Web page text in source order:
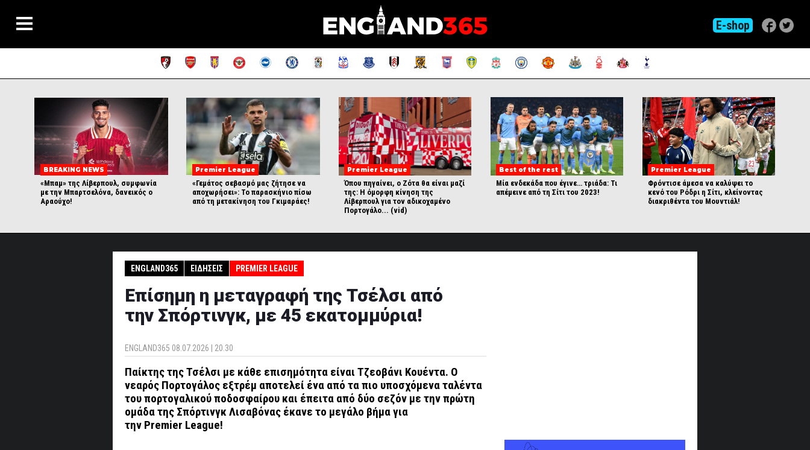
E-shop
BREAKING NEWS
«Μπαμ» της Λίβερπουλ, συμφωνία
με την Μπαρτσελόνα, δανεικός ο
Αραούχο!
Premier League
«Γεμάτος σεβασμό μας ζήτησε να
αποχωρήσει»: Το παρασκήνιο πίσω
από τη μετακίνηση του Γκιμαράες!
Premier League
Όπου πηγαίνει, ο Ζότα θα είναι μαζί
της: Η όμορφη κίνηση της
Λίβερπουλ για τον αδικοχαμένο
Πορτογάλο... (vid)
Best of the rest
Μία ενδεκάδα που έγινε… τριάδα: Τι
απέμεινε από τη Σίτι του 2023!
Premier League
Φρόντισε άμεσα να καλύψει το
κενό του Ρόδρι η Σίτι, κλείνοντας
διακριθέντα του Μουντιάλ!
ENGLAND365 ΕΙΔΉΣΕΙΣ PREMIER LEAGUE
Επίσημη η μεταγραφή της Τσέλσι από
την Σπόρτινγκ, με 45 εκατομμύρια!
ENGLAND365 08.07.2026 | 20.30
Παίκτης της Τσέλσι με κάθε επισημότητα είναι Τζεοβάνι Κουέντα. Ο
νεαρός Πορτογάλος εξτρέμ αποτελεί ένα από τα πιο υποσχόμενα ταλέντα
του πορτογαλικού ποδοσφαίρου και έπειτα από δύο σεζόν με την πρώτη
ομάδα της Σπόρτινγκ Λισαβόνας έκανε το μεγάλο βήμα για
την Premier League!